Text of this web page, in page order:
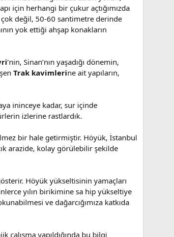
için herhangi bir çukur açtığımızda
çok değil, 50-60 santimetre derinde
yok ettiği ahşap konakların
’nin, Sinan’nın yaşadığı dönemin,
Trak kavimlerine ait yapıların,
ininceye kadar, sur içinde
izlerine rastlardık.
bir hale getirmiştir. Höyük, İstanbul
arazide, kolay görülebilir şekilde
Höyük yükseltisinin yamaçları
yılın birikimine sa hip yükseltiye
ve dağarcığımıza katkıda
çalışma yapıldığında bu bilgi